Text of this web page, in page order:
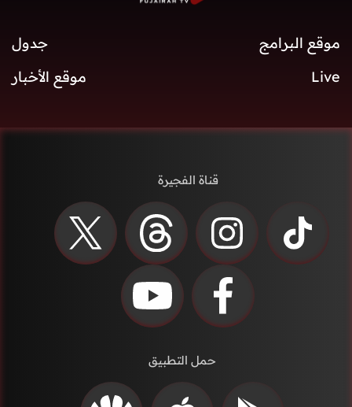
موقع البرامج
جدول
Live
موقع الأخبار
قناة الفجيرة
حمل التطبيق